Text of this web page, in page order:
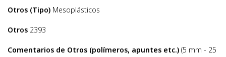
Otros (Tipo) Mesoplásticos
Otros 2393
Comentarios de Otros (polímeros, apuntes etc.) (5 mm - 25